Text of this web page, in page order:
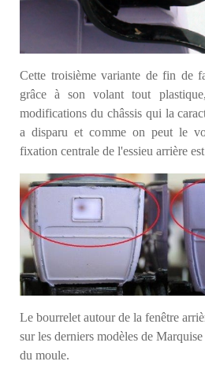
Cette troisième variante de fin de
grâce à son volant tout
modifications du châssis qui la
a disparu et comme on peut le
fixation centrale de l'essieu arrière
Le bourrelet autour de la fenêtre
sur les derniers modèles de
du moule.